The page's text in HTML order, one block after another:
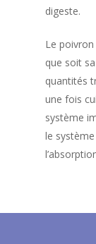
digeste.
Le
que soit
quantités
une fois
système
le